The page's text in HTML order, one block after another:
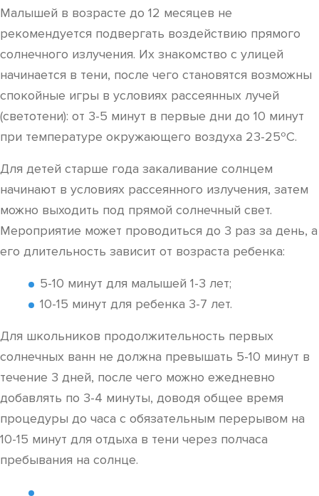
Малышей в возрасте до 12 месяцев не
рекомендуется подвергать воздействию прямого
солнечного излучения. Их знакомство с улицей
начинается в тени, после чего становятся возможны
спокойные игры в условиях рассеянных лучей
(светотени): от 3-5 минут в первые дни до 10 минут
при температуре окружающего воздуха 23-25ºC.
Для детей старше года закаливание солнцем
начинают в условиях рассеянного излучения, затем
можно выходить под прямой солнечный свет.
Мероприятие может проводиться до 3 раз за день, а
его длительность зависит от возраста ребенка:
5-10 минут для малышей 1-3 лет;
10-15 минут для ребенка 3-7 лет.
Для школьников продолжительность первых
солнечных ванн не должна превышать 5-10 минут в
течение 3 дней, после чего можно ежедневно
добавлять по 3-4 минуты, доводя общее время
процедуры до часа с обязательным перерывом на
10-15 минут для отдыха в тени через полчаса
пребывания на солнце.